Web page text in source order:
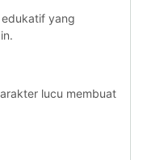
yang
lucu membuat